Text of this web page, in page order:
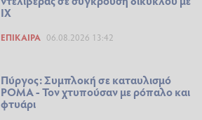
ΙΧ
ΕΠΊΚΑΙΡΑ 06.08.2026 13:42
Πύργος: Συμπλοκή σε καταυλισμό
ΡΟΜΑ - Τον χτυπούσαν με ρόπαλο και
φτυάρι